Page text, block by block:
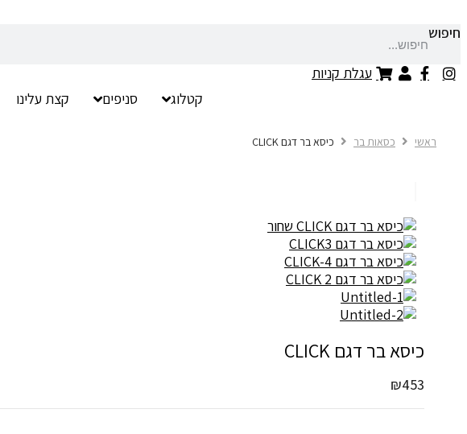
חיפוש
עגלת קניות
קטלוג
סניפים קצת עלינו
ראשי כסאות בר כיסא בר דגם CLICK
כיסא בר דגם CLICK
₪453